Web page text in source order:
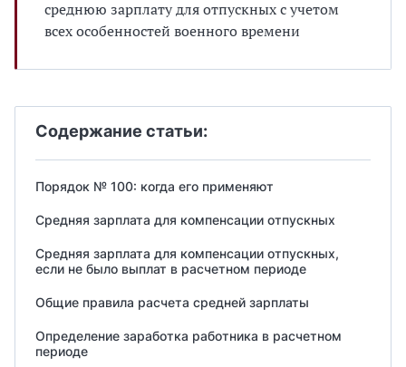
среднюю зарплату для отпускных с учетом
всех особенностей военного времени
Содержание статьи:
Порядок № 100: когда его применяют
Средняя зарплата для компенсации отпускных
Средняя зарплата для компенсации отпускных,
если не было выплат в расчетном периоде
Общие правила расчета средней зарплаты
Определение заработка работника в расчетном
периоде